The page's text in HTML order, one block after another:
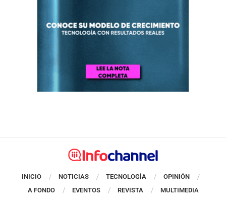
INICIO NOTICIAS TECNOLOGÍA
OPINIÓN
A FONDO
EVENTOS REVISTA MULTIMEDIA